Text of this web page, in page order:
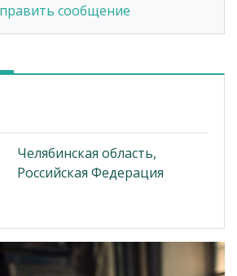
сообщение
Челябинская область,
Российская Федерация